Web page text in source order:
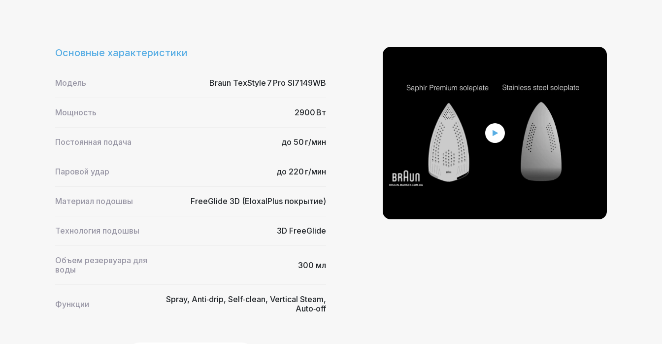
Основные характеристики
Модель Braun TexStyle 7 Pro SI7149WB
Мощность 2900 Вт
Постоянная подача до 50 г/мин
Паровой удар до 220 г/мин
Материал подошвы FreeGlide 3D (EloxalPlus покрытие)
Технология подошвы 3D FreeGlide
Объем резервуара для
воды
300 мл
Функции
Spray, Anti‑drip, Self‑clean, Vertical Steam,
Auto‑off